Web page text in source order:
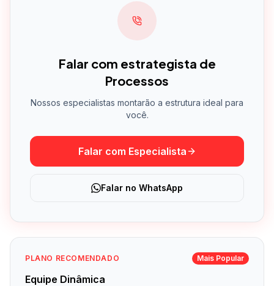
Falar com estrategista de
Processos
Nossos especialistas montarão a estrutura ideal para
você.
Falar com Especialista
Falar no WhatsApp
PLANO RECOMENDADO Mais Popular
Equipe Dinâmica